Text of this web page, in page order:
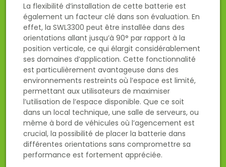
La flexibilité d’installation de cette batterie est
également un facteur clé dans son évaluation. En
effet, la SWL3300 peut être installée dans des
orientations allant jusqu’à 90° par rapport à la
position verticale, ce qui élargit considérablement
ses domaines d’application. Cette fonctionnalité
est particulièrement avantageuse dans des
environnements restreints où l’espace est limité,
permettant aux utilisateurs de maximiser
l’utilisation de l’espace disponible. Que ce soit
dans un local technique, une salle de serveurs, ou
même à bord de véhicules où l’agencement est
crucial, la possibilité de placer la batterie dans
différentes orientations sans compromettre sa
performance est fortement appréciée.